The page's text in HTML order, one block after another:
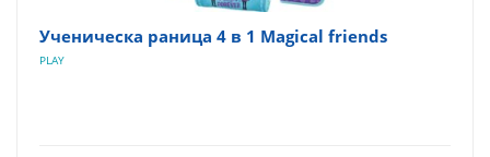
Ученическа раница 4 в 1 Magical friends
PLAY